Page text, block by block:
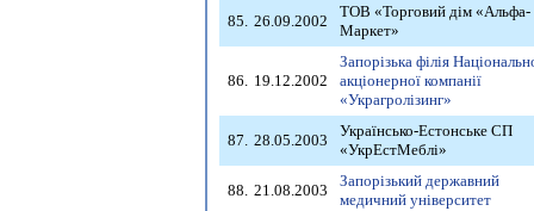
85. 26.09.2002
ТОВ «Торговий дім «Альфа-
Маркет»
86. 19.12.2002
Запорізька філія
акціонерної компанії
«Украгролізинг»
87. 28.05.2003
Українсько-Естонське СП
«УкрЕстМеблі»
88. 21.08.2003
Запорізький державний
медичний університет